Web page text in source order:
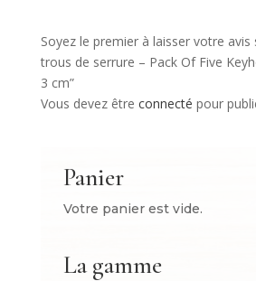
Soyez le premier à laisser votre avis
trous de serrure – Pack Of Five
3 cm”
Vous devez être connecté pour
Panier
Votre panier est vide.
La gamme